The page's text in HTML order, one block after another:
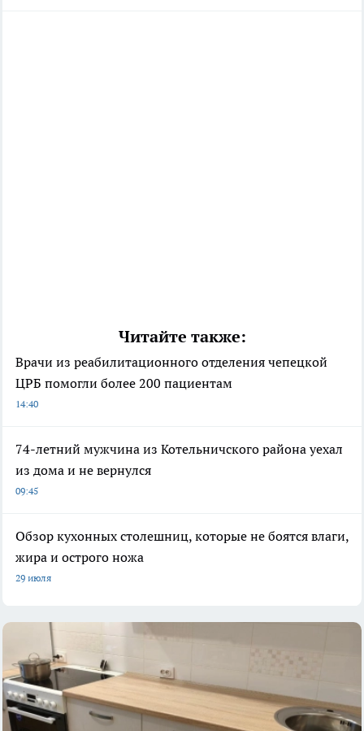
Читайте также:
Врачи из реабилитационного отделения чепецкой
ЦРБ помогли более 200 пациентам
14:40
74-летний мужчина из Котельничского района уехал
из дома и не вернулся
09:45
Обзор кухонных столешниц, которые не боятся влаги,
жира и острого ножа
29 июля